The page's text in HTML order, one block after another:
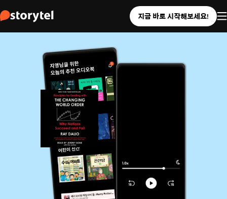
지금 바로 시작해보세요!